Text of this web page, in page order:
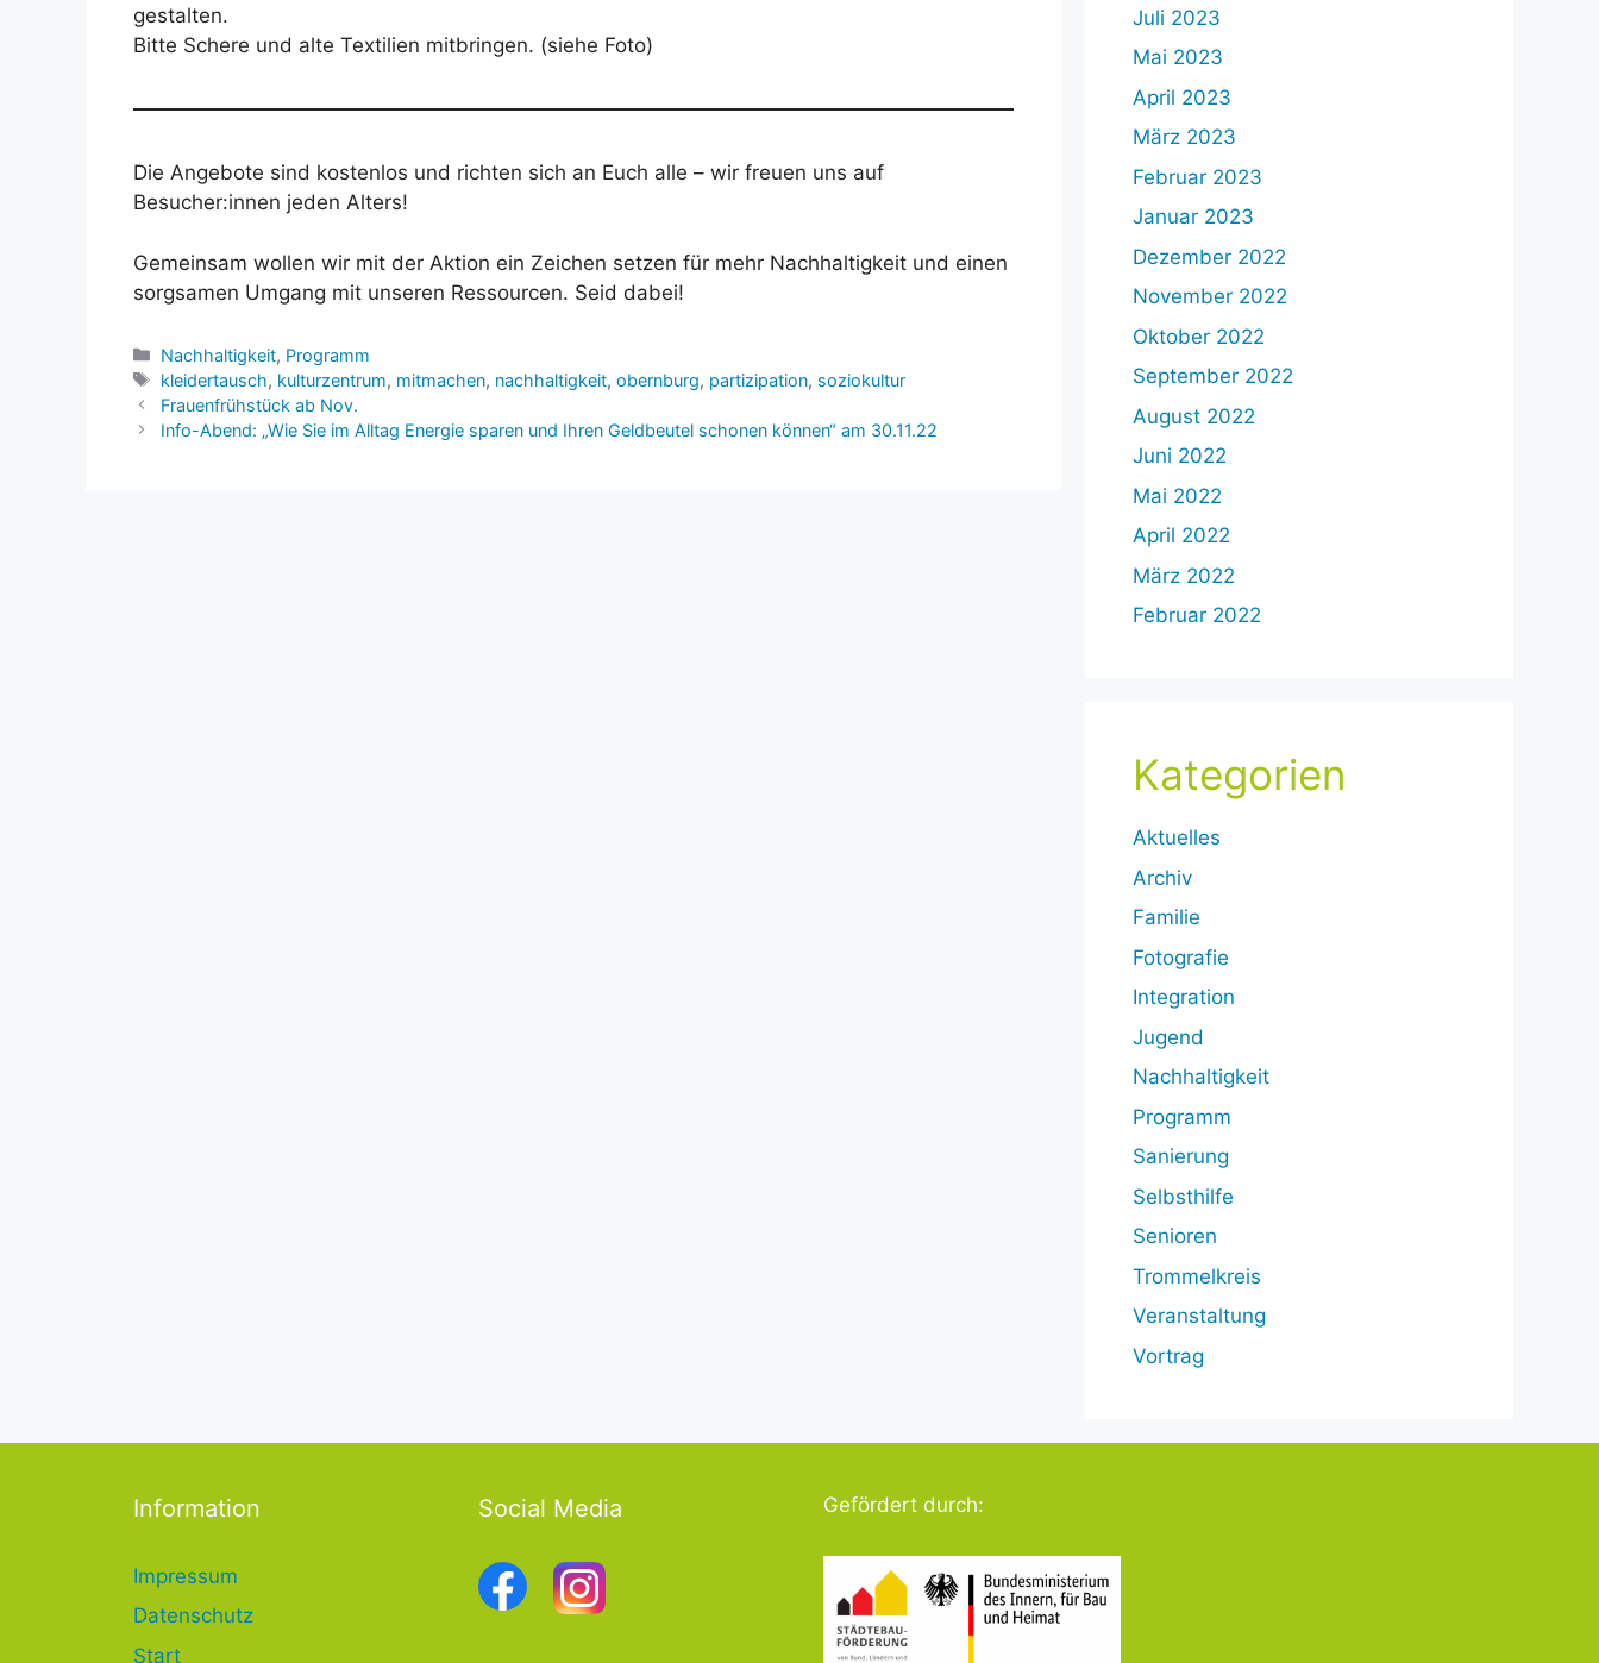
gestalten.
Bitte Schere und alte Textilien mitbringen. (siehe Foto)
Die Angebote sind kostenlos und richten sich an Euch alle – wir freuen uns auf
Besucher:innen jeden Alters!
Gemeinsam wollen wir mit der Aktion ein Zeichen setzen für mehr Nachhaltigkeit und einen
sorgsamen Umgang mit unseren Ressourcen. Seid dabei!
Kategorien
Nachhaltigkeit, Programm
Schlagwörter
kleidertausch, kulturzentrum, mitmachen, nachhaltigkeit,obernburg, partizipation, soziokultur
Frauenfrühstück ab Nov.
Info-Abend: „Wie Sie im Alltag Energie sparen und Ihren Geldbeutel schonen können“ am 30.11.22
Juli 2023
Mai 2023
April 2023
März 2023
Februar 2023
Januar 2023
Dezember 2022
November 2022
Oktober 2022
September 2022
August 2022
Juni 2022
Mai 2022
April 2022
März 2022
Februar 2022
Kategorien
Aktuelles
Archiv
Familie
Fotografie
Integration
Jugend
Nachhaltigkeit
Programm
Sanierung
Selbsthilfe
Senioren
Trommelkreis
Veranstaltung
Vortrag
Information
Impressum
Datenschutz
Start
Social Media Gefördert durch: